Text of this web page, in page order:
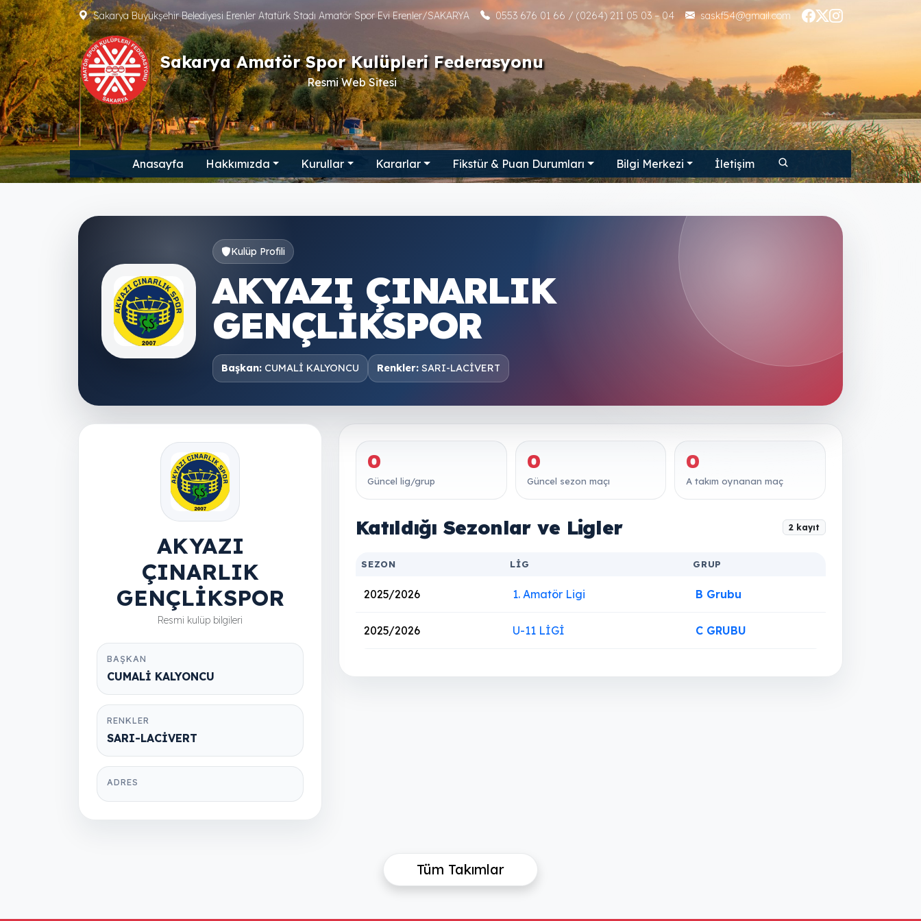
Sakarya Büyükşehir Belediyesi Erenler Atatürk Stadı Amatör Spor Evi Erenler/SAKARYA 0553 676 01 66 / (0264) 211 05 03 – 04 saskf54@gmail.com
Sakarya Amatör Spor Kulüpleri Federasyonu
Resmi Web Sitesi
Anasayfa Hakkımızda Kurullar Kararlar Fikstür & Puan Durumları Bilgi Merkezi İletişim
Kulüp Profili
AKYAZI ÇINARLIK
GENÇLİKSPOR
Başkan: CUMALİ KALYONCU Renkler: SARI-LACİVERT
AKYAZI
ÇINARLIK
GENÇLİKSPOR
Resmi kulüp bilgileri
BAŞKAN
CUMALİ KALYONCU
RENKLER
SARI-LACİVERT
ADRES
0
Güncel lig/grup
0
Güncel sezon maçı
0
A takım oynanan maç
Katıldığı Sezonlar ve Ligler 2 kayıt
SEZON LIG GRUP
2025/2026 1. Amatör Ligi B Grubu
2025/2026 U-11 LİGİ C GRUBU
Tüm Takımlar